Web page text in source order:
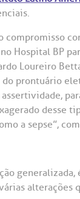
Fale
compromisso
Hospital BP
Loureiro
do prontuário
desse
a sepse”,
alterações